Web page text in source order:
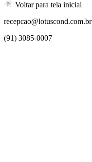
Voltar para tela inicial
recepcao@lotuscond.com.br
(91) 3085-0007